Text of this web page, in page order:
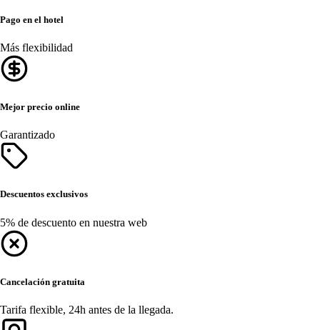
Pago en el hotel
Más flexibilidad
Mejor precio online
Garantizado
Descuentos exclusivos
5% de descuento en nuestra web
Cancelación gratuita
Tarifa flexible, 24h antes de la llegada.